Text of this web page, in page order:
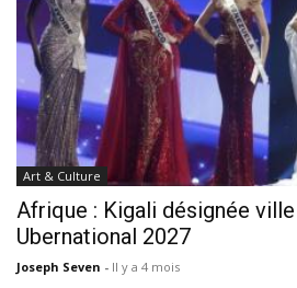
Art & Culture
Afrique : Kigali désignée
Ubernational 2027
Joseph Seven - Il y a 4 mois